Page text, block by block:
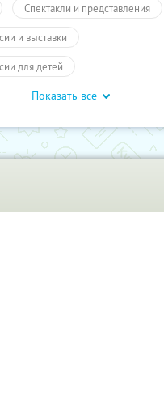
Спектакли и представления
и выставки
для детей
экскурсии
Билеты
Промокоды
Другое
Показать все